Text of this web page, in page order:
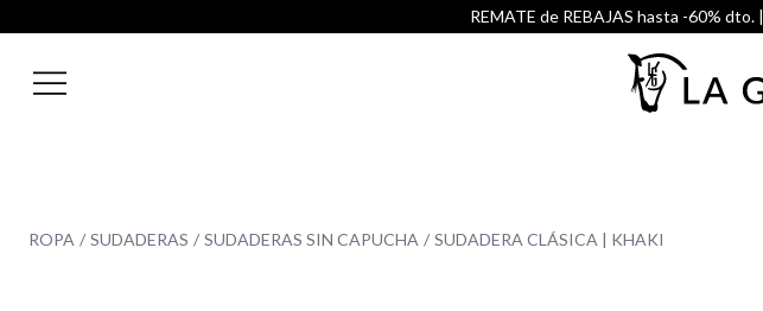
REMATE de REBAJAS hasta -60% dto. |
ROPA SUDADERAS SUDADERAS SIN CAPUCHA SUDADERA CLÁSICA | KHAKI